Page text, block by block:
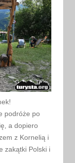
podróże po
a dopiero
z Kornelią i
zakątki Polski i